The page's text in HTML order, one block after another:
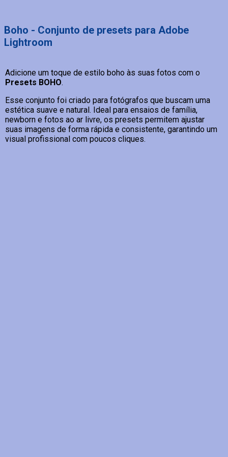
Boho - Conjunto de presets para Adobe
Lightroom
Adicione um toque de estilo boho às suas fotos com o
Presets BOHO.
Esse conjunto foi criado para fotógrafos que buscam uma
estética suave e natural. Ideal para ensaios de família,
newborn e fotos ao ar livre, os presets permitem ajustar
suas imagens de forma rápida e consistente, garantindo um
visual profissional com poucos cliques.